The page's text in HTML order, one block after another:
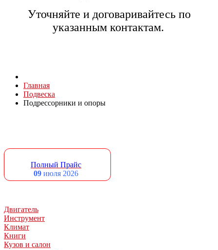
Уточняйте и договаривайтесь по
указанным контактам.
Главная
Подвеска
Подрессорники и опоры
Полный Прайс
09 июля 2026
Двигатель
Инструмент
Климат
Книги
Кузов и салон